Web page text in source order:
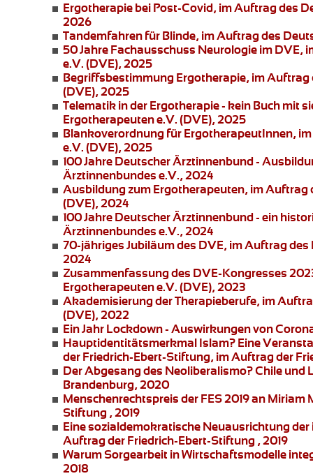
Ergotherapie bei Post-Covid, im Auftrag des
2026
Tandemfahren für Blinde, im Auftrag des
50 Jahre Fachausschuss Neurologie im DVE,
e.V. (DVE), 2025
Begriffsbestimmung Ergotherapie, im Auftrag
(DVE), 2025
Telematik in der Ergotherapie- kein Buch mit
Ergotherapeuten e.V. (DVE), 2025
Blankoverordnung für ErgotherapeutInnen,
e.V. (DVE), 2025
100 Jahre Deutscher Ärztinnenbund-
Ärztinnenbundes e.V., 2024
Ausbildung zum Ergotherapeuten, im Auftrag
(DVE), 2024
100 Jahre Deutscher Ärztinnenbund- ein
Ärztinnenbundes e.V., 2024
70-jähriges Jubiläum des DVE, im Auftrag des
2024
Zusammenfassung des DVE-Kongresses
Ergotherapeuten e.V. (DVE), 2023
Akademisierung der Therapieberufe, im
(DVE), 2022
Ein Jahr Lockdown - Auswirkungen von
Hauptidentitätsmerkmal Islam? Eine
der Friedrich-Ebert-Stiftung, im Auftrag der
Der Abgesang des Neoliberalismo? Chile und
Brandenburg, 2020
Menschenrechtspreis der FES 2019 an Miriam
Stiftung , 2019
Eine sozialdemokratische Neuausrichtung
Auftrag der Friedrich-Ebert-Stiftung , 2019
Warum Sorgearbeit in Wirtschaftsmodelle
2018